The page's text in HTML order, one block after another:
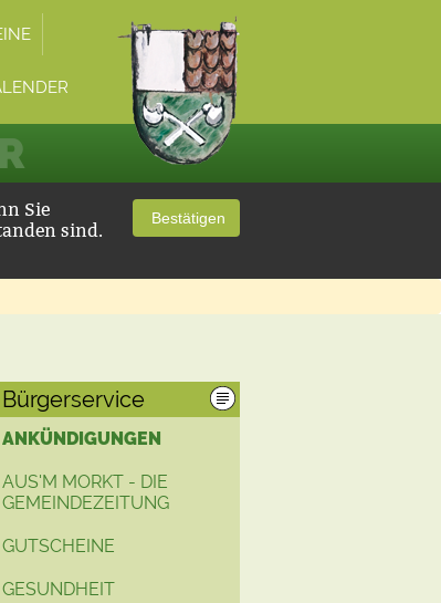
Sie
sind.
Bestätigen
Bürgerservice
ANKÜNDIGUNGEN
AUS'M MORKT - DIE
GEMEINDEZEITUNG
GUTSCHEINE
GESUNDHEIT